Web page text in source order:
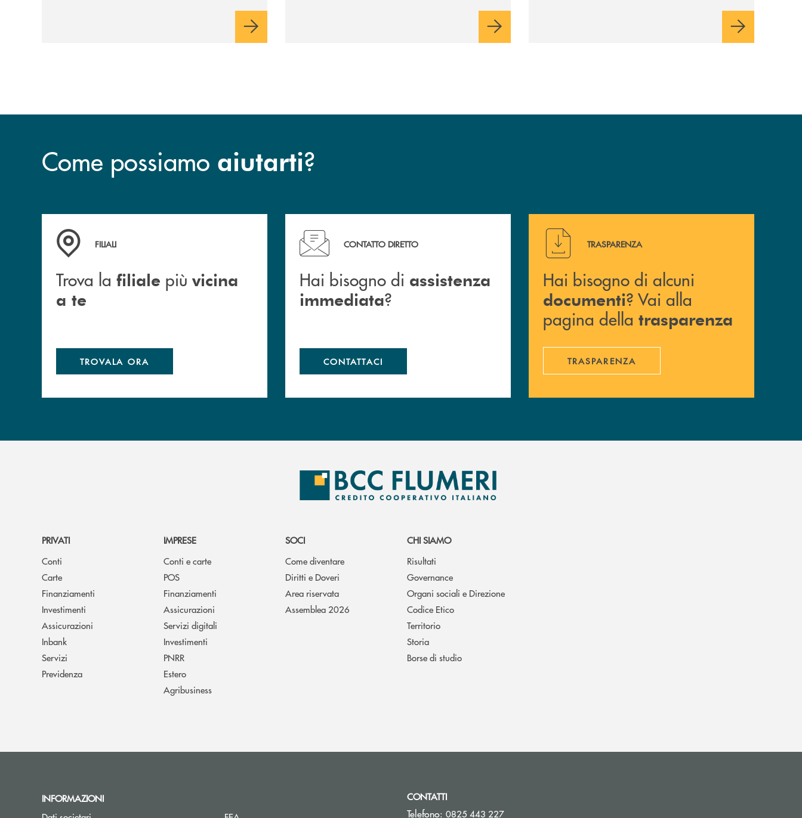
sulla condivisione di valori comuni e sulla
prossimità ai territori, per ampliare l’offerta
Come possiamo aiutarti?
Trova la filiale più vicina a te
FILIALI
Trova la filiale più vicina
a te
TROVALA ORA
Hai bisogno di assistenza immediata ?
CONTATTO DIRETTO
Hai bisogno di assistenza
immediata?
CONTATTACI
Hai bisogno di alcuni documenti ? Vai alla pagina della
TRASPARENZA
Hai bisogno di alcuni
documenti? Vai alla
pagina della trasparenza
TRASPARENZA
PRIVATI
Conti
Carte
Finanziamenti
Investimenti
Assicurazioni
Inbank
Servizi
Previdenza
IMPRESE
Conti e carte
POS
Finanziamenti
Assicurazioni
Servizi digitali
Investimenti
PNRR
Estero
Agribusiness
SOCI
Come diventare
Diritti e Doveri
Area riservata
Assemblea 2026
CHI SIAMO
Risultati
Governance
Organi sociali e Direzione
Codice Etico
Territorio
Storia
Borse di studio
INFORMAZIONI
CONTATTI
Telefono: 0825 443 227